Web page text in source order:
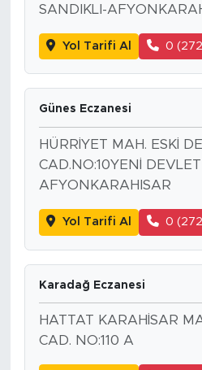
SANDIKLI-
Yol Tarifi Al 0
Günes Eczanesi
HÜRRİYET MAH. ESKİ
CAD.NO:10YENİ
AFYONKARAHISAR
Yol Tarifi Al 0
Karadağ Eczanesi
HATTAT KARAHİSAR
CAD. NO:110 A